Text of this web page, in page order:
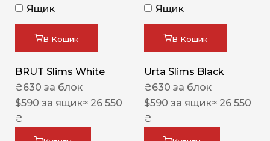
Ящик
В Кошик
BRUT Slims White
₴630 за блок
$590 за ящик≈ 26 550
₴
Ящик
В Кошик
Urta Slims Black
₴630 за блок
$590 за ящик≈ 26 550
₴